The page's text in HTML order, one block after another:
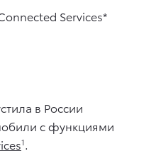
в России
с функциями
1.